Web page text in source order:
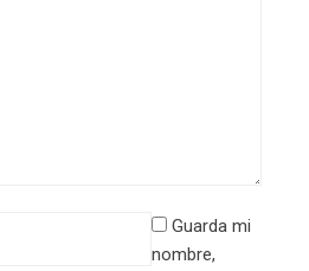
Guarda mi
nombre,